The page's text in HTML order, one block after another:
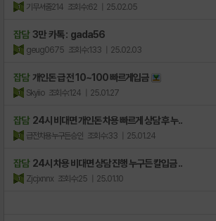
기무셔줌214 조회수:62 | 25.02.05
잡담 3만 카톡 : gada56
geug0675 조회수:133 | 25.02.03
잡담 개인돈 급 전 10~100 빠르게입금
Skyiio 조회수:124 | 25.01.27
잡담 24시 비대면 개인돈 차용 빠르게 상담 후 누..
급전차용누구든승인 조회수:33 | 25.01.24
잡담 24시 차용 비대면 상담 진행 누구든 칼입금 ..
Zjcjxnnx 조회수:25 | 25.01.10